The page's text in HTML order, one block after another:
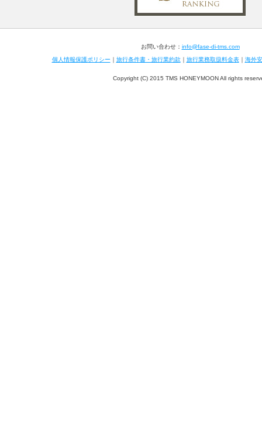
お問い合わせ： info@fase-di-tms.com
個人情報保護ポリシー ｜ 旅行条件書・旅行業約款｜ 旅行業務取扱料金表｜ 海外
Copyright (C) 2015 TMS HONEYMOON All rights